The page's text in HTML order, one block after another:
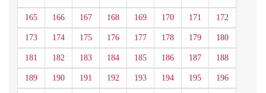
165 166 167 168 169 170 171 172
173 174 175 176 177 178 179 180
181 182 183 184 185 186 187 188
189 190 191 192 193 194 195 196